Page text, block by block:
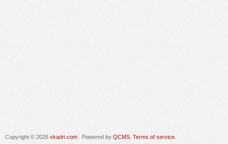
Copyright © 2026 vkadri.com . Powered by QCMS Terms of service.